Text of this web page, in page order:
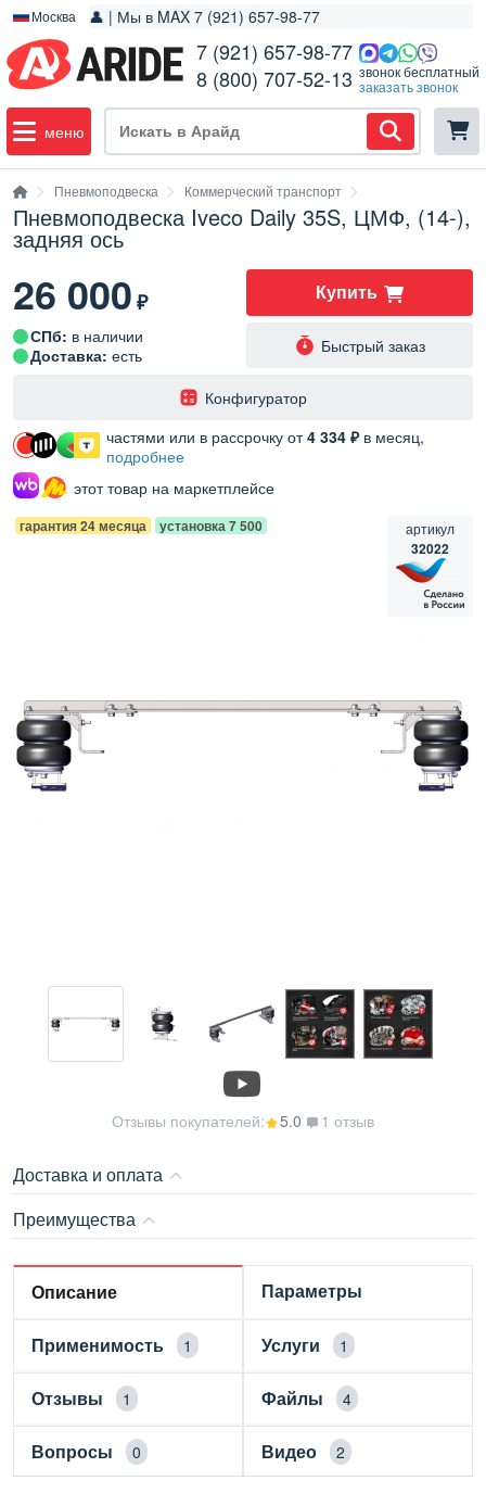
Москва 👤 | Мы в MAX 7 (921) 657-98-77
7 (921) 657-98-77
8 (800) 707-52-13 звонок бесплатный
заказать звонок
меню
Пневмоподвеска Коммерческий транспорт
Пневмоподвеска Iveco Daily 35S, ЦМФ, (14-),
задняя ось
гарантия 24 месяца установка 7 500 артикул
32022
Отзывы покупателей: 5.0 1 отзыв
Доставка и оплата
Преимущества
Описание Параметры
Применимость 1 Услуги 1
Отзывы 1 Файлы 4
Вопросы 0 Видео 2
26 000₽ Купить
Быстрый заказ
частями или в рассрочку от4 334 ₽в месяц,
подробнее
этот товар на маркетплейсе
СПб: в наличии
Доставка: есть
️Конфигуратор